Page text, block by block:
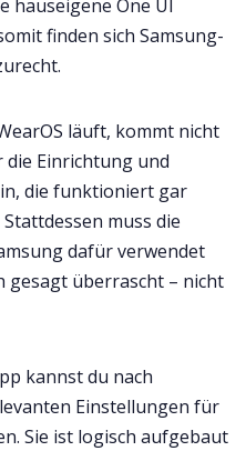
hauseigene One UI
finden sich Samsung-
läuft, kommt nicht
die Einrichtung und
die funktioniert gar
muss die
dafür verwendet
gesagt überrascht – nicht
kannst du nach
Einstellungen für
Sie ist logisch aufgebaut